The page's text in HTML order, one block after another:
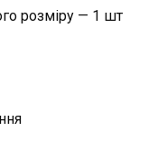
розміру — 1 шт